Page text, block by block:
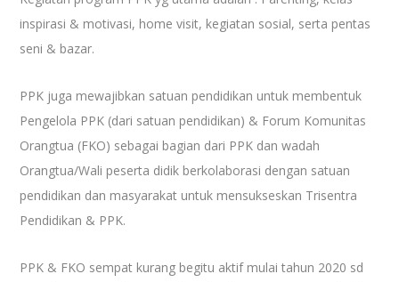
inspirasi & motivasi, home visit, kegiatan sosial, serta pentas
seni & bazar.
PPK juga mewajibkan satuan pendidikan untuk membentuk
Pengelola PPK (dari satuan pendidikan) & Forum Komunitas
Orangtua (FKO) sebagai bagian dari PPK dan wadah
Orangtua/Wali peserta didik berkolaborasi dengan satuan
pendidikan dan masyarakat untuk mensukseskan Trisentra
Pendidikan & PPK.
PPK & FKO sempat kurang begitu aktif mulai tahun 2020 sd